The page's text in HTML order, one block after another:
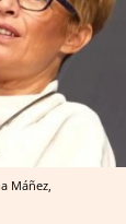
Máñez,